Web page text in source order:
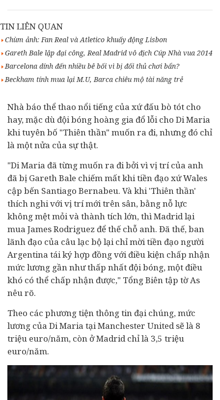
TIN LIÊN QUAN
Chùm ảnh: Fan Real và Atletico khuấy động Lisbon
Gareth Bale lập đại công, Real Madrid vô địch Cúp Nhà vua 2014
Barcelona dính đến nhiều bê bối vì bị đối thủ chơi bẩn?
Beckham tính mua lại M.U, Barca chiêu mộ tài năng trẻ
Nhà báo thể thao nổi tiếng của xứ đấu bò tót cho
hay, mặc dù đội bóng hoàng gia đổ lỗi cho Di Maria
khi tuyên bố "Thiên thần" muốn ra đi, nhưng đó chỉ
là một nửa của sự thật.
"Di Maria đã từng muốn ra đi bởi vì vị trí của anh
đã bị Gareth Bale chiếm mất khi tiền đạo xứ Wales
cập bến Santiago Bernabeu. Và khi 'Thiên thần'
thích nghi với vị trí mới trên sân, bằng nỗ lực
không mệt mỏi và thành tích lớn, thì Madrid lại
mua James Rodriguez để thế chỗ anh. Đã thế, ban
lãnh đạo của câu lạc bộ lại chỉ mời tiền đạo người
Argentina tái ký hợp đồng với điều kiện chấp nhận
mức lương gần như thấp nhất đội bóng, một điều
khó có thể chấp nhận được," Tổng Biên tập tờ As
nêu rõ.
Theo các phương tiện thông tin đại chúng, mức
lương của Di Maria tại Manchester United sẽ là 8
triệu euro/năm, còn ở Madrid chỉ là 3,5 triệu
euro/năm.